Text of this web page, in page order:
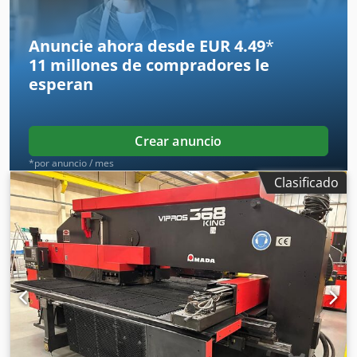
Anuncie ahora desde EUR 4.49*
11 millones de compradores le
esperan
Crear anuncio
*por anuncio / mes
Clasificado